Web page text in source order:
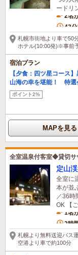
ードリ
2名
43
札幌市街地より車で
ホテル(10:00発)※事前
宿泊プラン
【夕食：四ツ星コース
山海の幸を堪能！ 特選
ポイント2%
MAPを見る
全室温泉付客室◆貸切
定山
全室に
本が並
／36時
OK 【
1名
2時
札幌より無料送迎バス
空港より車で約100分